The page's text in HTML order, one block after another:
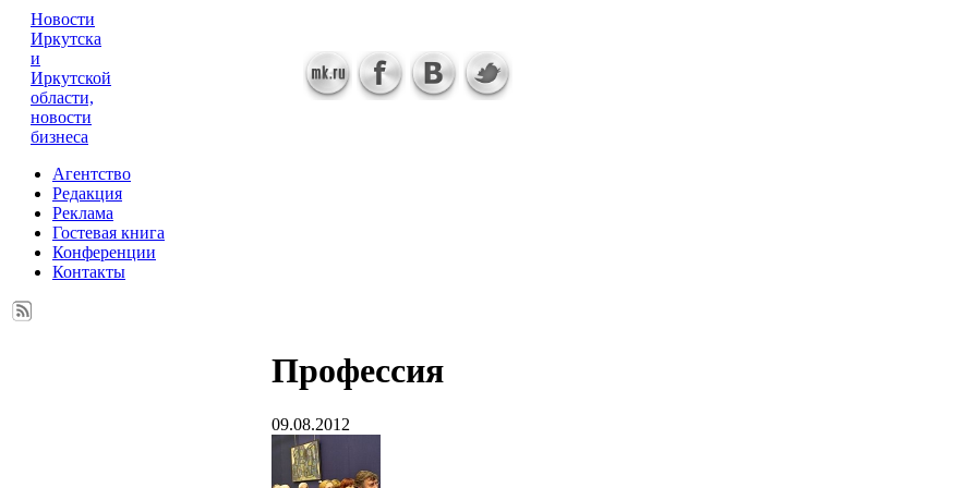
Новости
Иркутска
и
Иркутской
области,
новости
бизнеса
Агентство
Редакция
Реклама
Гостевая книга
Конференции
Контакты
Профессия
09.08.2012